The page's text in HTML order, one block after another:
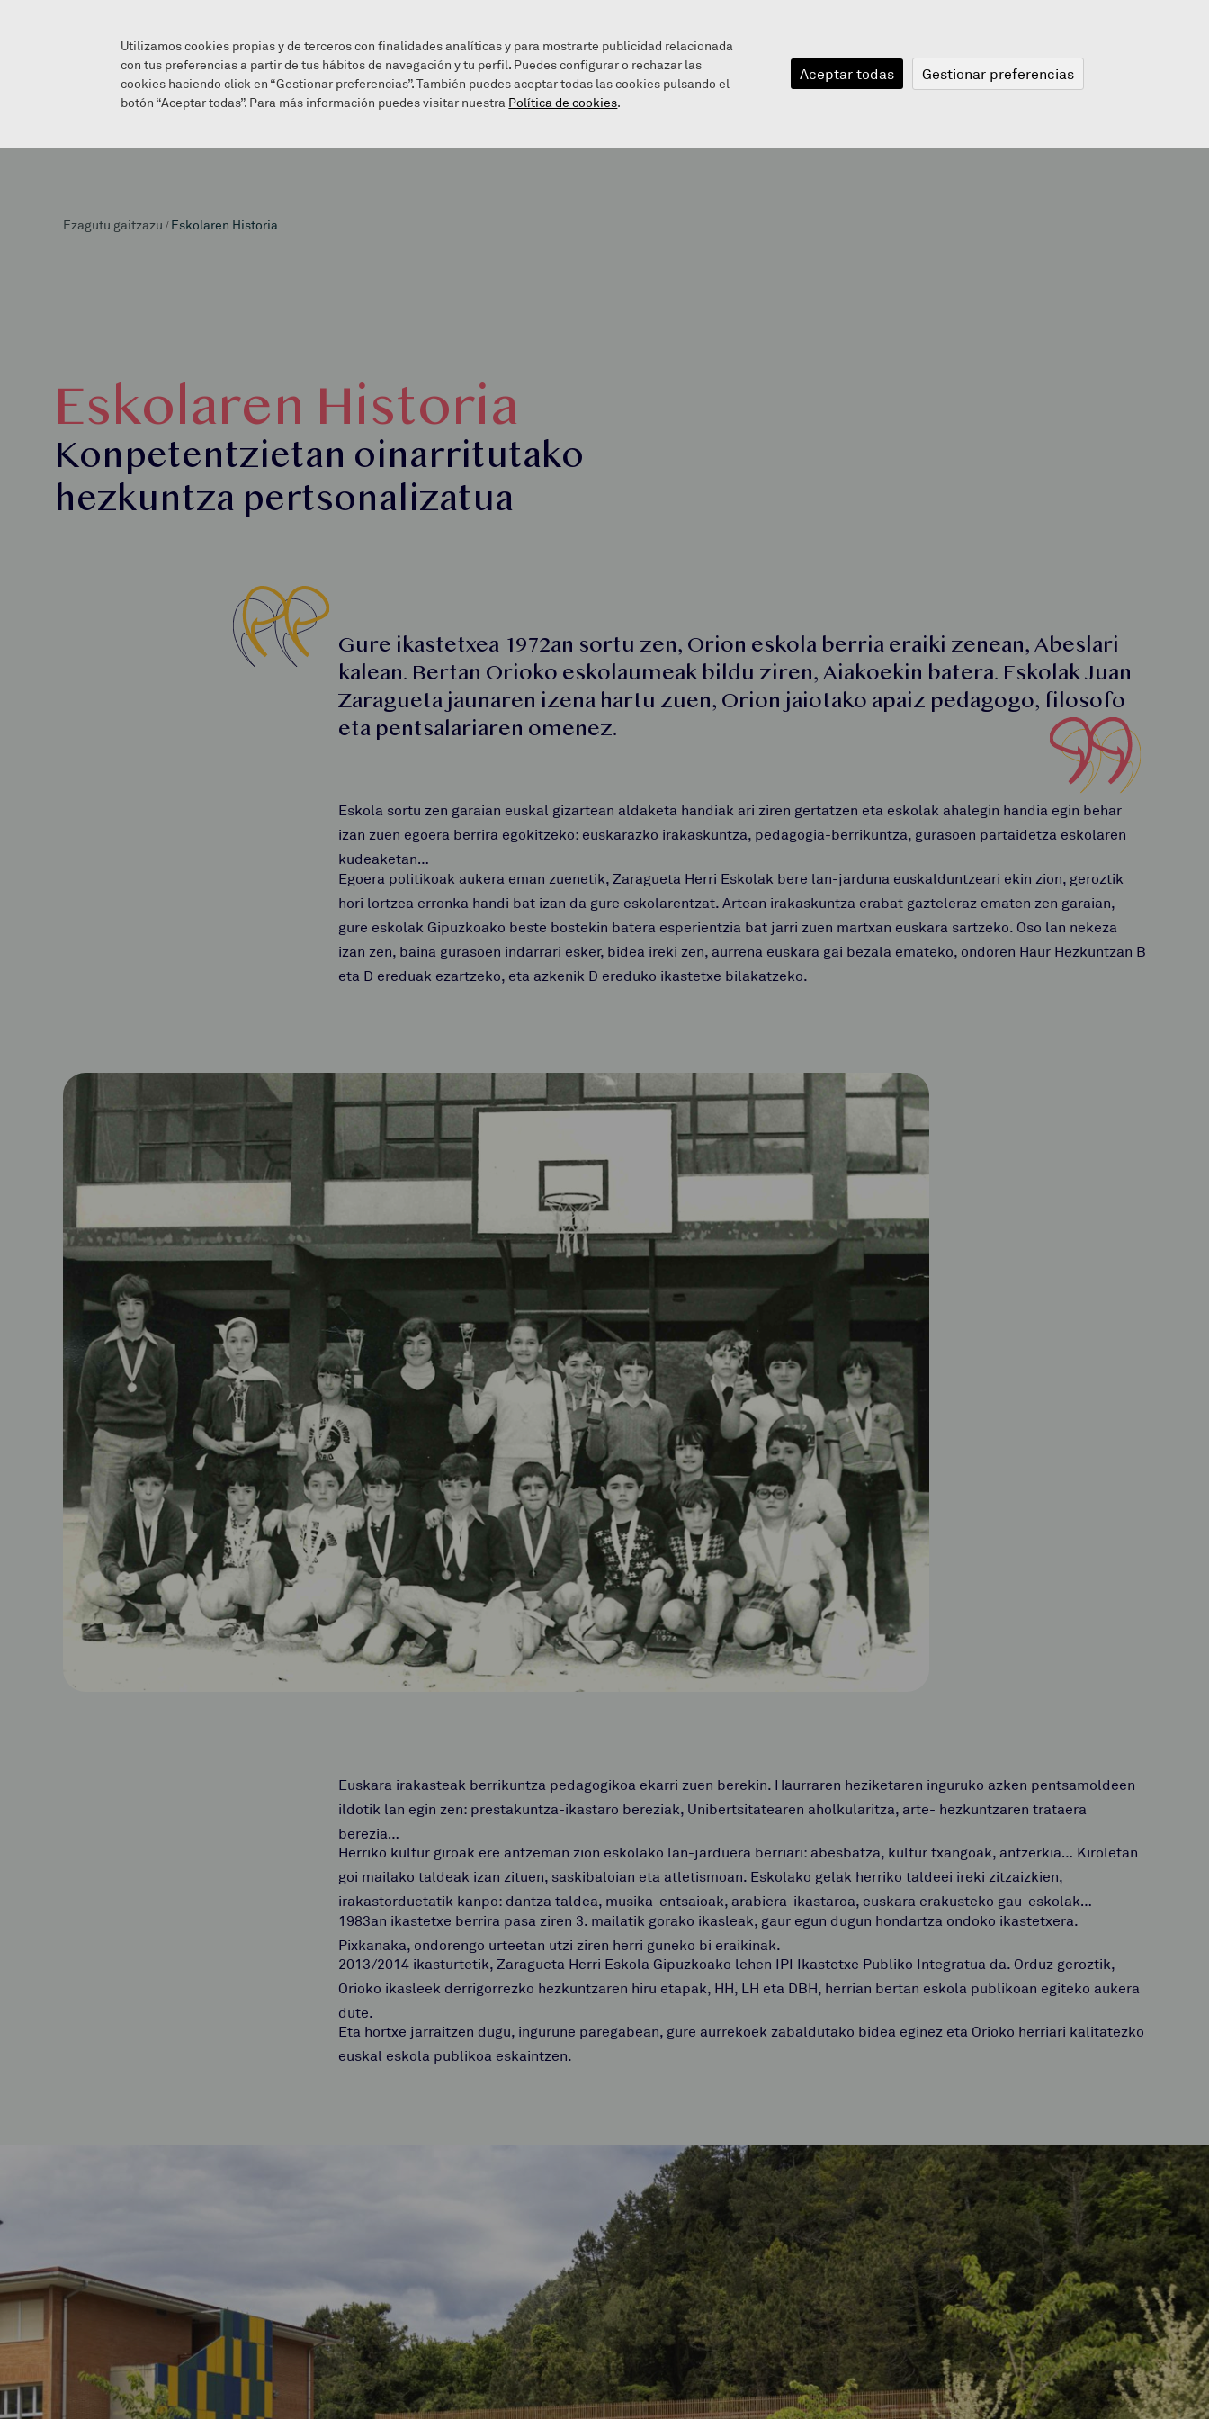
EZAGUTU GAITZAZU INFOGUNEA BALEAREN BIDEA JANGELA BLOGA BERRIAK
Ezagutu gaitzazu /Eskolaren Historia
Eskolaren Historia
Konpetentzietan oinarritutako
hezkuntza pertsonalizatua
Gure ikastetxea 1972an sortu zen, Orion eskola berria eraiki zenean, Abeslari
kalean. Bertan Orioko eskolaumeak bildu ziren, Aiakoekin batera. Eskolak Juan
Zaragueta jaunaren izena hartu zuen, Orion jaiotako apaiz pedagogo, filosofo
eta pentsalariaren omenez.
Eskola sortu zen garaian euskal gizartean aldaketa handiak ari ziren gertatzen eta eskolak ahalegin handia egin behar
izan zuen egoera berrira egokitzeko: euskarazko irakaskuntza, pedagogia-berrikuntza, gurasoen partaidetza eskolaren
kudeaketan…
Egoera politikoak aukera eman zuenetik, Zaragueta Herri Eskolak bere lan-jarduna euskalduntzeari ekin zion, geroztik
hori lortzea erronka handi bat izan da gure eskolarentzat. Artean irakaskuntza erabat gazteleraz ematen zen garaian,
gure eskolak Gipuzkoako beste bostekin batera esperientzia bat jarri zuen martxan euskara sartzeko. Oso lan nekeza
izan zen, baina gurasoen indarrari esker, bidea ireki zen, aurrena euskara gai bezala emateko, ondoren Haur Hezkuntzan B
eta D ereduak ezartzeko, eta azkenik D ereduko ikastetxe bilakatzeko.
Euskara irakasteak berrikuntza pedagogikoa ekarri zuen berekin. Haurraren heziketaren inguruko azken pentsamoldeen
ildotik lan egin zen: prestakuntza-ikastaro bereziak, Unibertsitatearen aholkularitza, arte- hezkuntzaren trataera
berezia…
Herriko kultur giroak ere antzeman zion eskolako lan-jarduera berriari: abesbatza, kultur txangoak, antzerkia… Kiroletan
goi mailako taldeak izan zituen, saskibaloian eta atletismoan. Eskolako gelak herriko taldeei ireki zitzaizkien,
irakastorduetatik kanpo: dantza taldea, musika-entsaioak, arabiera-ikastaroa, euskara erakusteko gau-eskolak…
1983an ikastetxe berrira pasa ziren 3. mailatik gorako ikasleak, gaur egun dugun hondartza ondoko ikastetxera.
Pixkanaka, ondorengo urteetan utzi ziren herri guneko bi eraikinak.
2013/2014 ikasturtetik, Zaragueta Herri Eskola Gipuzkoako lehen IPI Ikastetxe Publiko Integratua da. Orduz geroztik,
Orioko ikasleek derrigorrezko hezkuntzaren hiru etapak, HH, LH eta DBH, herrian bertan eskola publikoan egiteko aukera
dute.
Eta hortxe jarraitzen dugu, ingurune paregabean, gure aurrekoek zabaldutako bidea eginez eta Orioko herriari kalitatezko
euskal eskola publikoa eskaintzen.
Utilizamos cookies propias y de terceros con finalidades analíticas y para mostrarte publicidad relacionada
con tus preferencias a partir de tus hábitos de navegación y tu perfil. Puedes configurar o rechazar las
cookies haciendo click en “Gestionar preferencias”. También puedes aceptar todas las cookies pulsando el
botón “Aceptar todas”. Para más información puedes visitar nuestra Política de cookies.
Aceptar todas Gestionar preferencias